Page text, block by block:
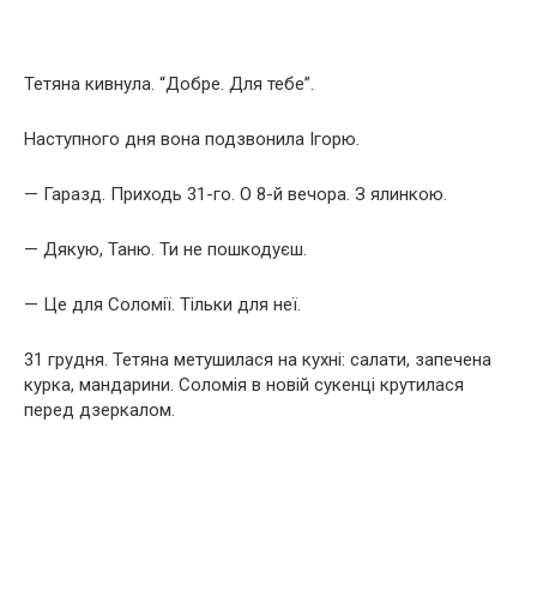
Тетяна кивнула. “Добре. Для тебе”.
Наступного дня вона подзвонила Ігорю.
— Гаразд. Приходь 31-го. О 8-й вечора. З ялинкою.
— Дякую, Таню. Ти не пошкодуєш.
— Це для Соломії. Тільки для неї.
31 грудня. Тетяна метушилася на кухні: салати, запечена
курка, мандарини. Соломія в новій сукенці крутилася
перед дзеркалом.